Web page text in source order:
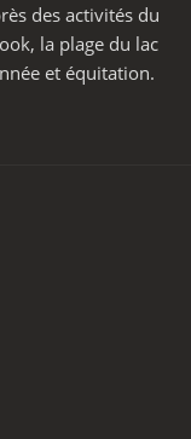
des activités du
la plage du lac
et équitation.